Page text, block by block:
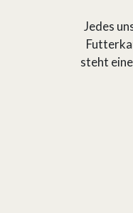
Jedes
steht